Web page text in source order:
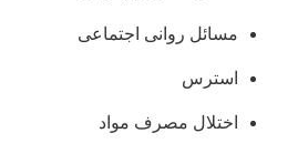
مسائل روانی اجتماعی
استرس
اختلال مصرف مواد